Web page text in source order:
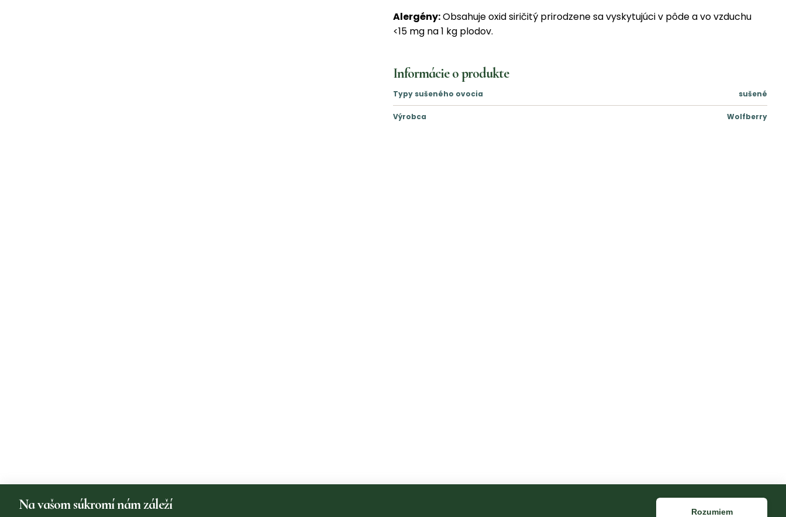
Alergény:Obsahuje oxid siričitý prirodzene sa vyskytujúci v pôde a vo vzduchu
<15 mg na 1 kg plodov.
Informácie o produkte
Typy sušeného ovocia sušené
Výrobca Wolfberry
Na vašom súkromí nám záleží Rozumiem